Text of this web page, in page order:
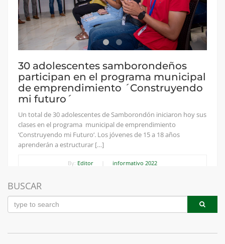
30 adolescentes samborondeños
participan en el programa municipal
de emprendimiento ´Construyendo
mi futuro´
Un total de 30 adolescentes de Samborondón iniciaron hoy sus
clases en el programa municipal de emprendimiento
‘Construyendo mi Futuro‘. Los jóvenes de 15 a 18 años
aprenderán a estructurar […]
By: Editor informativo 2022
BUSCAR